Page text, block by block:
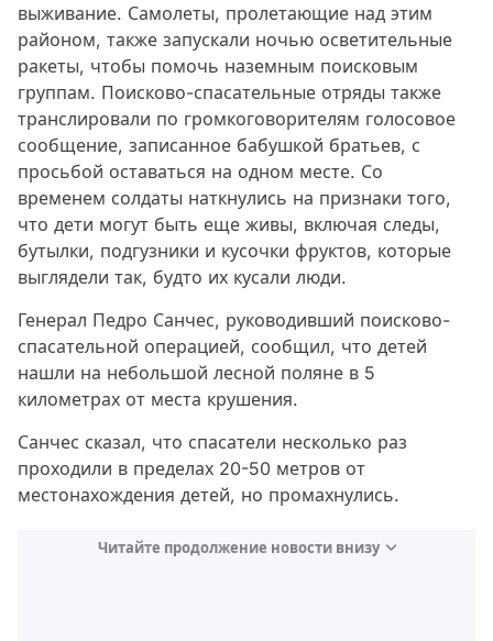
выживание. Самолеты, пролетающие над этим
районом, также запускали ночью осветительные
ракеты, чтобы помочь наземным поисковым
группам. Поисково-спасательные отряды также
транслировали по громкоговорителям голосовое
сообщение, записанное бабушкой братьев, с
просьбой оставаться на одном месте. Со
временем солдаты наткнулись на признаки того,
что дети могут быть еще живы, включая следы,
бутылки, подгузники и кусочки фруктов, которые
выглядели так, будто их кусали люди.
Генерал Педро Санчес, руководивший поисково-
спасательной операцией, сообщил, что детей
нашли на небольшой лесной поляне в 5
километрах от места крушения.
Санчес сказал, что спасатели несколько раз
проходили в пределах 20-50 метров от
местонахождения детей, но промахнулись.
Читайте продолжение новости внизу